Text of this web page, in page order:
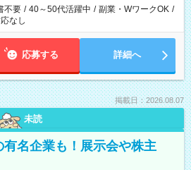
不要 / 40～50代活躍中 / 副業・WワークOK /
なし
応募する 詳細へ
掲載日：2026.08.07
未読
有名企業も！展示会や株主